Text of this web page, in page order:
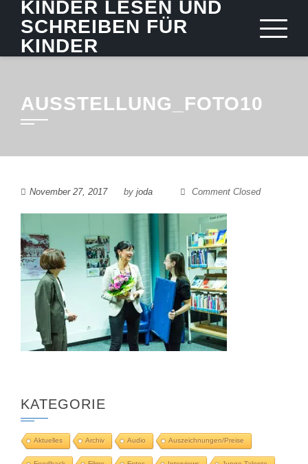
content
KINDER LESEN UND
SCHREIBEN FÜR
KINDER
AUSSTELLUNG_FOTO10
November 27, 2017 by joda Comment Closed
KATEGORIE
Aktuelles Archiv Audio Auszeichnungen/Preise